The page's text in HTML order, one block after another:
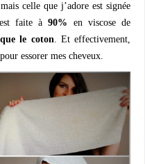
celle que j’adore est signée
faite à90% en viscose de
le coton. Et effectivement,
essorer mes cheveux.